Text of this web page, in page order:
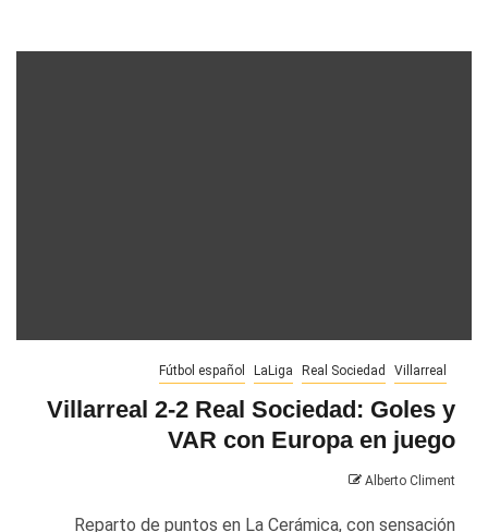
Fútbol español LaLiga Real Sociedad Villarreal
Villarreal 2-2 Real Sociedad: Goles y
VAR con Europa en juego
Alberto Climent
Reparto de puntos en La Cerámica, con sensación